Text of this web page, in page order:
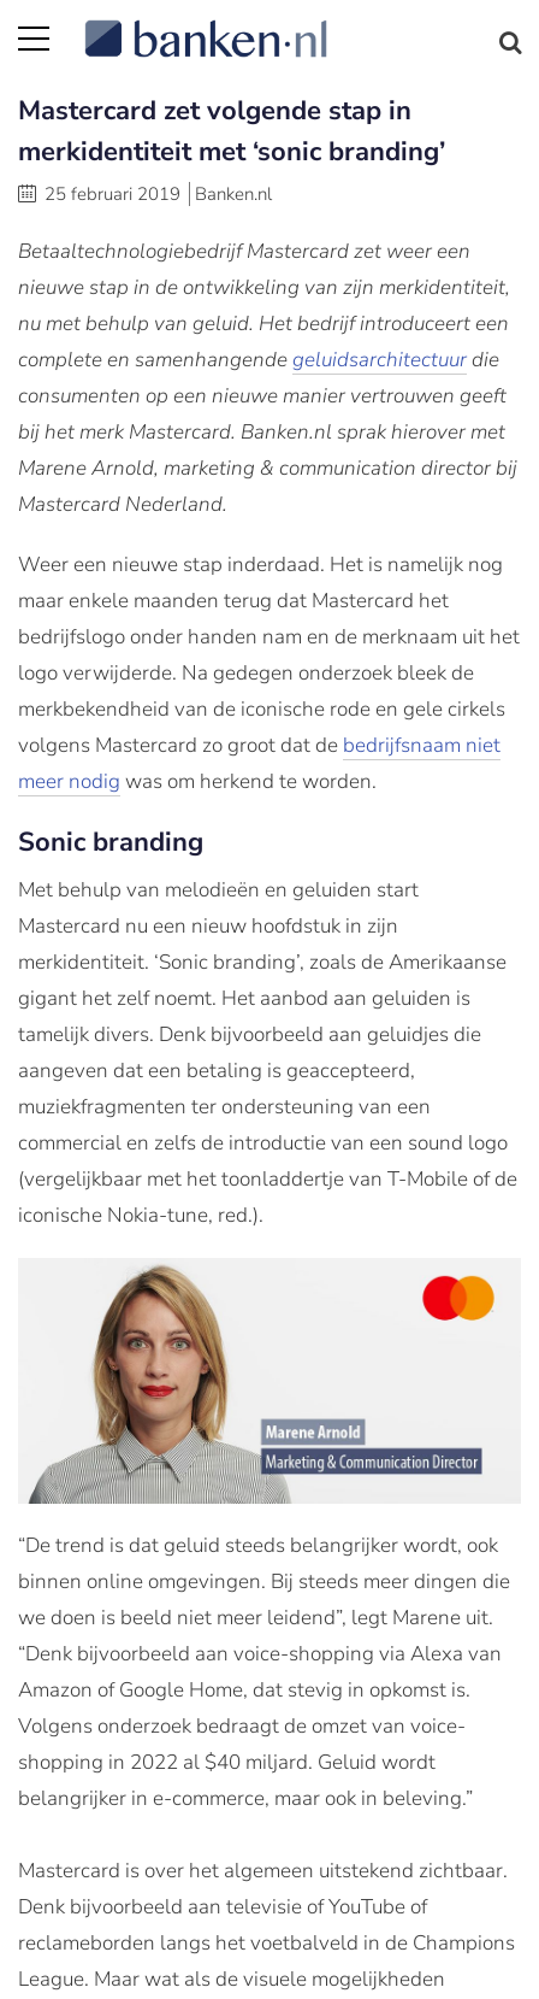
Mastercard zet volgende stap in
merkidentiteit met ‘sonic branding’
25 februari 2019 Banken.nl
Betaaltechnologiebedrijf Mastercard zet weer een
nieuwe stap in de ontwikkeling van zijn merkidentiteit,
nu met behulp van geluid. Het bedrijf introduceert een
complete en samenhangendegeluidsarchitectuurdie
consumenten op een nieuwe manier vertrouwen geeft
bij het merk Mastercard. Banken.nl sprak hierover met
Marene Arnold, marketing & communication director bij
Mastercard Nederland.
Weer een nieuwe stap inderdaad. Het is namelijk nog
maar enkele maanden terug dat Mastercard het
bedrijfslogo onder handen nam en de merknaam uit het
logo verwijderde. Na gedegen onderzoek bleek de
merkbekendheid van de iconische rode en gele cirkels
volgens Mastercard zo groot dat de bedrijfsnaam niet
meer nodig was om herkend te worden.
Sonic branding
Met behulp van melodieën en geluiden start
Mastercard nu een nieuw hoofdstuk in zijn
merkidentiteit. ‘Sonic branding’, zoals de Amerikaanse
gigant het zelf noemt. Het aanbod aan geluiden is
tamelijk divers. Denk bijvoorbeeld aan geluidjes die
aangeven dat een betaling is geaccepteerd,
muziekfragmenten ter ondersteuning van een
commercial en zelfs de introductie van een sound logo
(vergelijkbaar met het toonladdertje van T-Mobile of de
iconische Nokia-tune, red.).
“De trend is dat geluid steeds belangrijker wordt, ook
binnen online omgevingen. Bij steeds meer dingen die
we doen is beeld niet meer leidend”, legt Marene uit.
“Denk bijvoorbeeld aan voice-shopping via Alexa van
Amazon of Google Home, dat stevig in opkomst is.
Volgens onderzoek bedraagt de omzet van voice-
shopping in 2022 al $40 miljard. Geluid wordt
belangrijker in e-commerce, maar ook in beleving.”
Mastercard is over het algemeen uitstekend zichtbaar.
Denk bijvoorbeeld aan televisie of YouTube of
reclameborden langs het voetbalveld in de Champions
League. Maar wat als de visuele mogelijkheden